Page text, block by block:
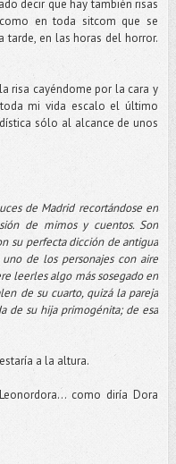
decir que hay también risas
en toda sitcom que se
tarde, en las horas del horror.
risa cayéndome por la cara y
mi vida escalo el último
sólo al alcance de unos
de Madrid recortándose en
de mimos y cuentos. Son
su perfecta dicción de antigua
de los personajes con aire
leerles algo más sosegado en
de su cuarto, quizá la pareja
de su hija primogénita; de esa
a la altura.
como diría Dora